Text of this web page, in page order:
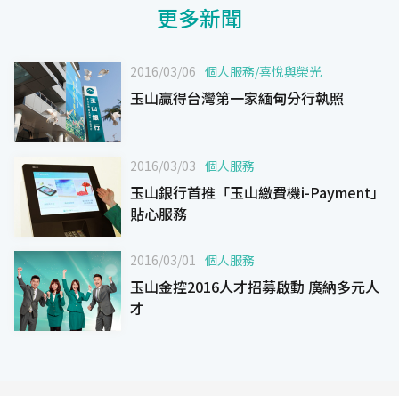
更多新聞
2016/03/06 個人服務/喜悅與榮光
玉山贏得台灣第一家緬甸分行執照
2016/03/03 個人服務
玉山銀行首推「玉山繳費機i-Payment」
貼心服務
2016/03/01 個人服務
玉山金控2016人才招募啟動 廣納多元人
才